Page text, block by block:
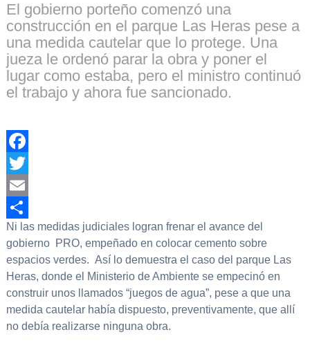
El gobierno porteño comenzó una
construcción en el parque Las Heras pese a
una medida cautelar que lo protege. Una
jueza le ordenó parar la obra y poner el
lugar como estaba, pero el ministro continuó
el trabajo y ahora fue sancionado.
Facebook
Twitter
Email
Compartir
Ni las medidas judiciales logran frenar el avance del
gobierno PRO, empeñado en colocar cemento sobre
espacios verdes. Así lo demuestra el caso del parque Las
Heras, donde el Ministerio de Ambiente se empecinó en
construir unos llamados “juegos de agua”, pese a que una
medida cautelar había dispuesto, preventivamente, que allí
no debía realizarse ninguna obra.